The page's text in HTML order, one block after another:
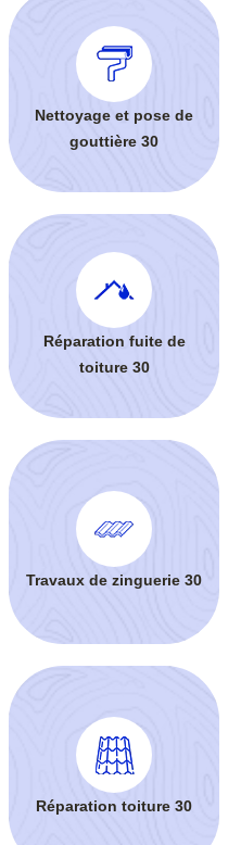
Nettoyage et pose de
gouttière 30
Réparation fuite de
toiture 30
Travaux de zinguerie 30
Réparation toiture 30